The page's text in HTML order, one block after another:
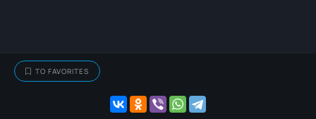
TO FAVORITES